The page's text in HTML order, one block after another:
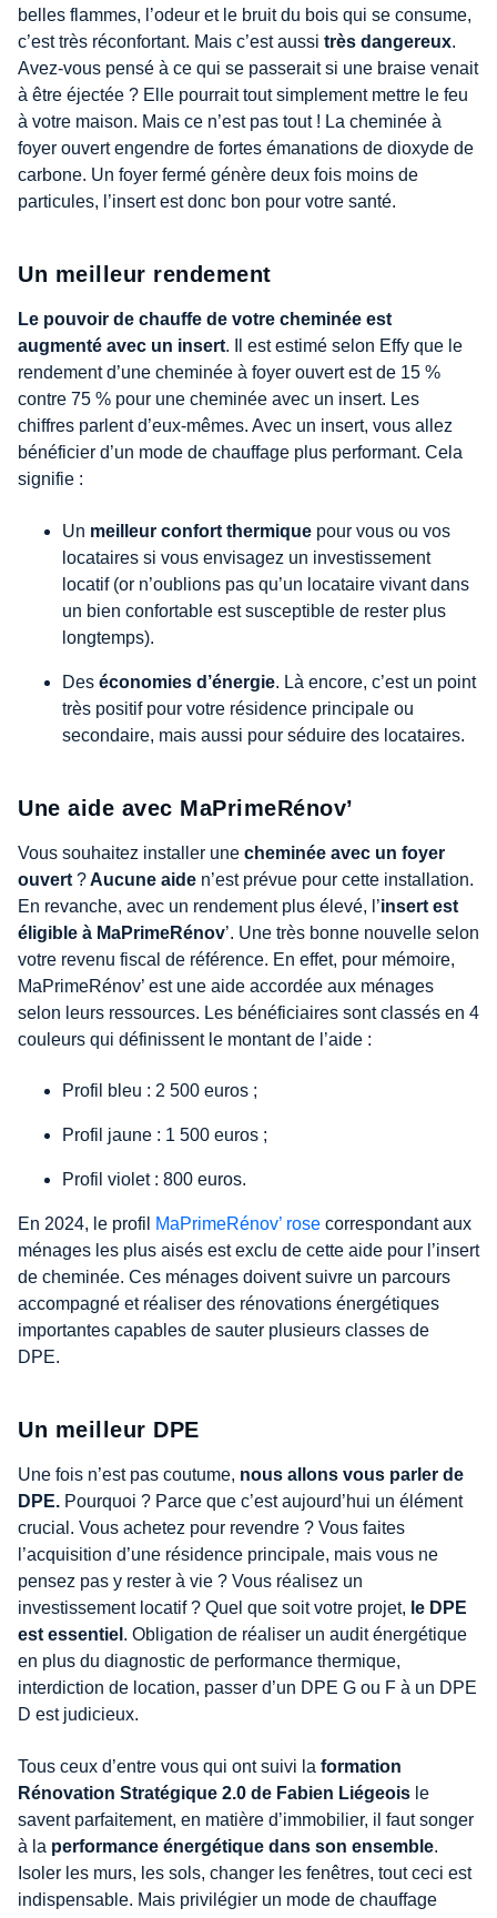
belles flammes, l’odeur et le bruit du bois qui se consume,
c’est très réconfortant. Mais c’est aussi très dangereux.
Avez-vous pensé à ce qui se passerait si une braise venait
à être éjectée ? Elle pourrait tout simplement mettre le feu
à votre maison. Mais ce n’est pas tout ! La cheminée à
foyer ouvert engendre de fortes émanations de dioxyde de
carbone. Un foyer fermé génère deux fois moins de
particules, l’insert est donc bon pour votre santé.
Un meilleur rendement
Le pouvoir de chauffe de votre cheminée est
augmenté avec un insert. Il est estimé selon Effy que le
rendement d’une cheminée à foyer ouvert est de 15 %
contre 75 % pour une cheminée avec un insert. Les
chiffres parlent d’eux-mêmes. Avec un insert, vous allez
bénéficier d’un mode de chauffage plus performant. Cela
signifie :
Un meilleur confort thermique pour vous ou vos
locataires si vous envisagez un investissement
locatif (or n’oublions pas qu’un locataire vivant dans
un bien confortable est susceptible de rester plus
longtemps).
Des économies d’énergie. Là encore, c’est un point
très positif pour votre résidence principale ou
secondaire, mais aussi pour séduire des locataires.
Une aide avec MaPrimeRénov’
Vous souhaitez installer une cheminée avec un foyer
ouvert ?Aucune aide n’est prévue pour cette installation.
En revanche, avec un rendement plus élevé, l’insert est
éligible à MaPrimeRénov’. Une très bonne nouvelle selon
votre revenu fiscal de référence. En effet, pour mémoire,
MaPrimeRénov’ est une aide accordée aux ménages
selon leurs ressources. Les bénéficiaires sont classés en 4
couleurs qui définissent le montant de l’aide :
Profil bleu : 2 500 euros ;
Profil jaune : 1 500 euros ;
Profil violet : 800 euros.
En 2024, le profil MaPrimeRénov’ rose correspondant aux
ménages les plus aisés est exclu de cette aide pour l’insert
de cheminée. Ces ménages doivent suivre un parcours
accompagné et réaliser des rénovations énergétiques
importantes capables de sauter plusieurs classes de
DPE.
Un meilleur DPE
Une fois n’est pas coutume, nous allons vous parler de
DPE. Pourquoi ? Parce que c’est aujourd’hui un élément
crucial. Vous achetez pour revendre ? Vous faites
l’acquisition d’une résidence principale, mais vous ne
pensez pas y rester à vie ? Vous réalisez un
investissement locatif ? Quel que soit votre projet, le DPE
est essentiel . Obligation de réaliser un audit énergétique
en plus du diagnostic de performance thermique,
interdiction de location, passer d’un DPE G ou F à un DPE
D est judicieux.
Tous ceux d’entre vous qui ont suivi la formation
Rénovation Stratégique 2.0 de Fabien Liégeois le
savent parfaitement, en matière d’immobilier, il faut songer
à la performance énergétique dans son ensemble.
Isoler les murs, les sols, changer les fenêtres, tout ceci est
indispensable. Mais privilégier un mode de chauffage